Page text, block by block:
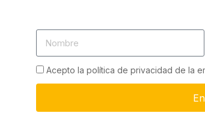
Acepto la política de privacidad de la